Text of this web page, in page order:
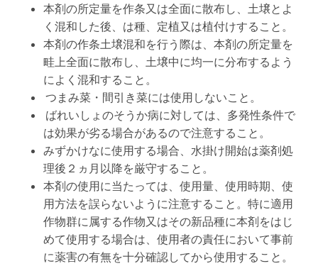
本剤の所定量を作条又は全面に散布し、土壌とよ
く混和した後、は種、定植又は植付けすること。
本剤の作条土壌混和を行う際は、本剤の所定量を
畦上全面に散布し、土壌中に均一に分布するよう
によく混和すること。
つまみ菜・間引き菜には使用しないこと。
ばれいしょのそうか病に対しては、多発性条件で
は効果が劣る場合があるので注意すること。
みずかけなに使用する場合、水掛け開始は薬剤処
理後２ヵ月以降を厳守すること。
本剤の使用に当たっては、使用量、使用時期、使
用方法を誤らないように注意すること。特に適用
作物群に属する作物又はその新品種に本剤をはじ
めて使用する場合は、使用者の責任において事前
に薬害の有無を十分確認してから使用すること。